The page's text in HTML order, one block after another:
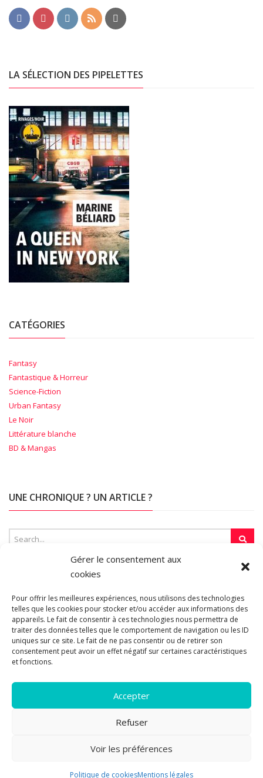
Gérer le consentement aux
cookies
Pour offrir les meilleures expériences, nous utilisons des technologies
telles que les cookies pour stocker et/ou accéder aux informations des
appareils. Le fait de consentir à ces technologies nous permettra de
traiter des données telles que le comportement de navigation ou les ID
uniques sur ce site. Le fait de ne pas consentir ou de retirer son
consentement peut avoir un effet négatif sur certaines caractéristiques
et fonctions.
Accepter
Refuser
Voir les préférences
Politique de cookiesMentions légales
LA SÉLECTION DES PIPELETTES
CATÉGORIES
Fantasy
Fantastique & Horreur
Science-Fiction
Urban Fantasy
Le Noir
Littérature blanche
BD & Mangas
UNE CHRONIQUE ? UN ARTICLE ?
SUR LA TOILE…
Blogroll
de cookies.
A propos|Plan du site